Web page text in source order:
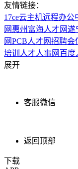
友情链接：
17ce云主机远程办公
网 惠州富海人才网遂
网PCB人才网招聘会
培训 人才人事网 百度
展开
客服微信
返回顶部
下载